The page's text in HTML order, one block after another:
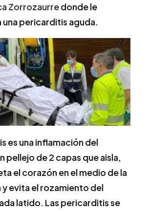
Zorrozaurredonde le
pericarditis aguda.
es una inflamación del
pellejo de 2 capas que aisla,
el corazón en el medio de la
evita el rozamiento del
latido. Las pericarditis se